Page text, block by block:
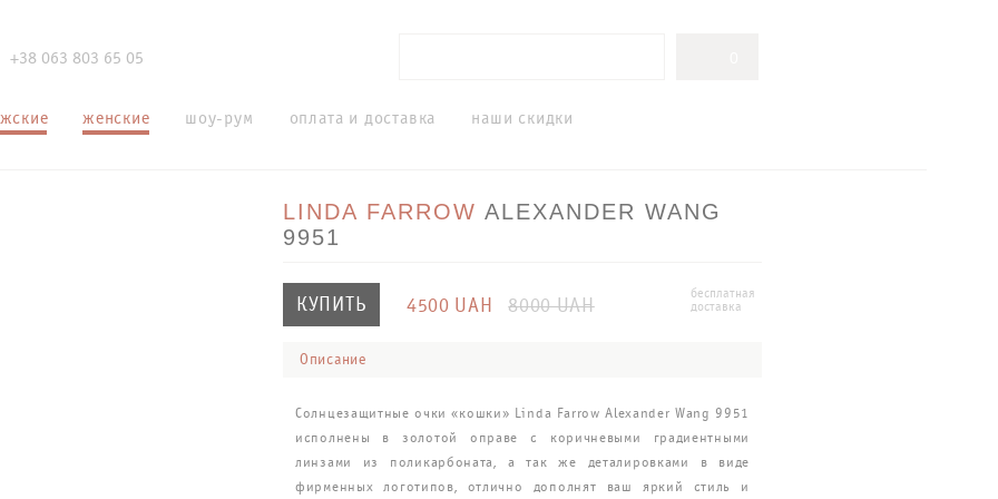
+38 063 803 65 05
женские шоу-рум оплата и доставка наши скидки
LINDA FARROW ALEXANDER WANG
9951
КУПИТЬ 4500 UAH 8000 UAH
бесплатная
доставка
Описание
Солнцезащитные очки «кошки» Linda Farrow Alexander Wang 9951
исполнены в золотой оправе с коричневыми градиентными
линзами из поликарбоната, а так же деталировками в виде
фирменных логотипов, отлично дополнят ваш яркий стиль и